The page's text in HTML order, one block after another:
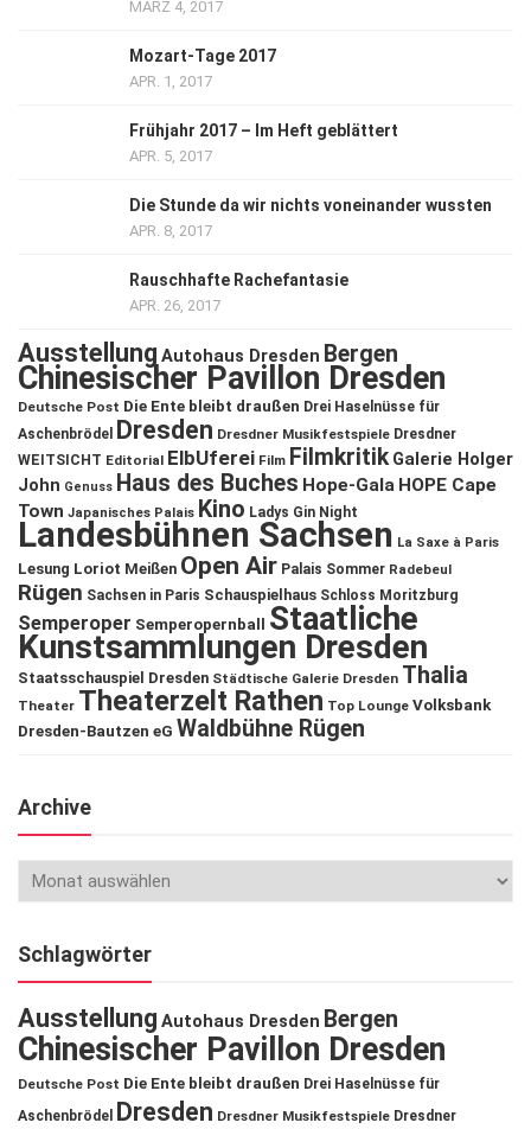
MÄRZ 4, 2017
Mozart-Tage 2017
APR. 1, 2017
Frühjahr 2017 – Im Heft geblättert
APR. 5, 2017
Die Stunde da wir nichts voneinander wussten
APR. 8, 2017
Rauschhafte Rachefantasie
APR. 26, 2017
Ausstellung Autohaus Dresden Bergen
Chinesischer Pavillon Dresden
Deutsche Post Die Ente bleibt draußen Drei Haselnüsse für
Aschenbrödel
Dresden Dresdner Musikfestspiele Dresdner
WEITSICHT Editorial ElbUferei Film Filmkritik Galerie Holger
John Genuss Haus des Buches Hope-Gala HOPE Cape
Town Japanisches Palais Kino Ladys Gin Night
Landesbühnen Sachsen La Saxe à Paris
Lesung Loriot Meißen Open Air Palais Sommer Radebeul
Rügen Sachsen in Paris Schauspielhaus Schloss Moritzburg
Semperoper Semperopernball Staatliche
Kunstsammlungen Dresden
Staatsschauspiel Dresden Städtische Galerie Dresden Thalia
Theater Theaterzelt Rathen Top Lounge Volksbank
Dresden-Bautzen eG Waldbühne Rügen
Archive
Schlagwörter
Ausstellung Autohaus Dresden Bergen
Chinesischer Pavillon Dresden
Deutsche Post Die Ente bleibt draußen Drei Haselnüsse für
Aschenbrödel
Dresden Dresdner Musikfestspiele Dresdner